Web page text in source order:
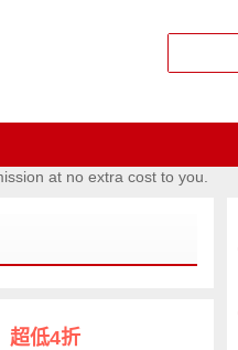
at no extra cost to you.
超低4折